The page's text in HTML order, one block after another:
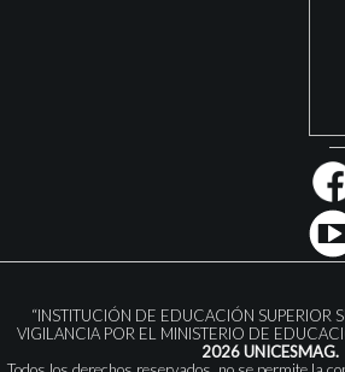
“INSTITUCIÓN DE EDUCACIÓN SUPERIOR
VIGILANCIA POR EL MINISTERIO DE
2026 UNICESMAG.